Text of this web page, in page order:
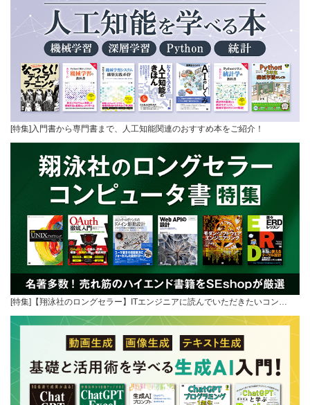
[特集]入門書から専門書まで、人工知能関連のおすすめ本をご紹介！
[特集]【翔泳社のロングセラー】ITエンジニアに読んでいただきたいコン…